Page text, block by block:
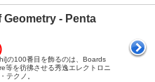
Geometry - Penta
の100番目を飾るのは、Boards
等を彷彿させる秀逸エレクトロニ
テクノ。